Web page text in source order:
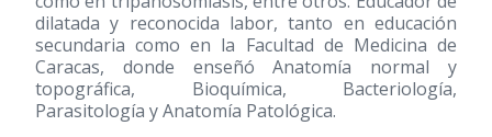
dilatada y reconocida labor, tanto en educación
secundaria como en la Facultad de Medicina de
Caracas, donde enseñó Anatomía normal y
topográfica, Bioquímica, Bacteriología,
Parasitología y Anatomía Patológica.